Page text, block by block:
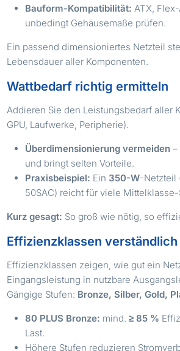
Bauform-Kompatibilität: ATX,
unbedingt Gehäusemaße prüfen.
Ein passend dimensioniertes Netzteil
Lebensdauer aller Komponenten.
Wattbedarf richtig ermitteln
Addieren Sie den Leistungsbedarf aller
GPU, Laufwerke, Peripherie).
Überdimensionierung vermeiden –
und bringt selten Vorteile.
Praxisbeispiel: Ein 350-W-Netzteil
50SAC) reicht für viele
Kurz gesagt: So groß wie nötig, so
Effizienzklassen
Effizienzklassen zeigen, wie gut ein
Eingangsleistung in nutzbare
Gängige Stufen: Bronze, Silber, Gold,
80 PLUS Bronze: mind.≥ 85 %
Last.
Höhere Stufen reduzieren